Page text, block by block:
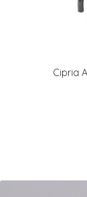
Cipria